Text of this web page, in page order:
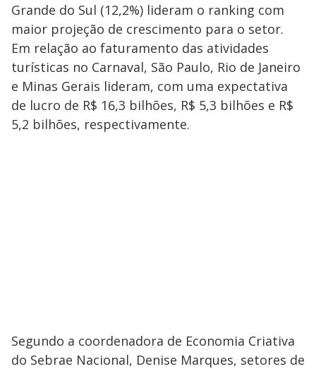
Grande do Sul (12,2%) lideram o ranking com
maior projeção de crescimento para o setor.
Em relação ao faturamento das atividades
turísticas no Carnaval, São Paulo, Rio de Janeiro
e Minas Gerais lideram, com uma expectativa
de lucro de R$ 16,3 bilhões, R$ 5,3 bilhões e R$
5,2 bilhões, respectivamente.
Segundo a coordenadora de Economia Criativa
do Sebrae Nacional, Denise Marques, setores de